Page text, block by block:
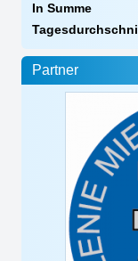
In Summe
Partner